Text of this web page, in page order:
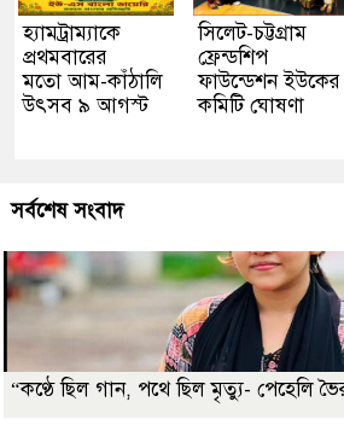
হ্যামট্রাম্যাকে
প্রথমবারের
মতো আম-কাঁঠালি
উৎসব ৯ আগস্ট
সিলেট-চট্টগ্রাম
ফ্রেন্ডশিপ
ফাউন্ডেশন ইউকের
কমিটি ঘোষণা
সর্বশেষ সংবাদ
“কণ্ঠে ছিল গান, পথে ছিল মৃত্যু- পেহেলি